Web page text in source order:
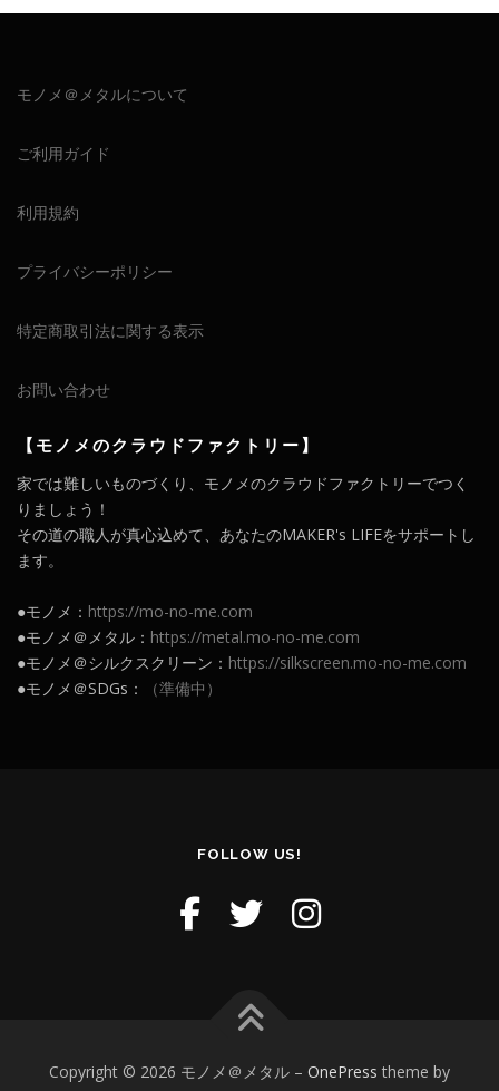
モノメ＠メタルについて
ご利用ガイド
利用規約
プライバシーポリシー
特定商取引法に関する表示
お問い合わせ
【モノメのクラウドファクトリー】
家では難しいものづくり、モノメのクラウドファクトリーでつく
りましょう！
その道の職人が真心込めて、あなたのMAKER's LIFEをサポートし
ます。
●モノメ： https://mo-no-me.com
●モノメ＠メタル： https://metal.mo-no-me.com
●モノメ＠シルクスクリーン： https://silkscreen.mo-no-me.com
●モノメ＠SDGs：
（準備中）
FOLLOW US!
Copyright © 2026 モノメ＠メタル – OnePress theme by